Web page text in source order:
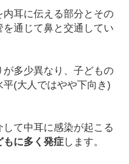
耳に伝える部分とその
通じて鼻と交通してい
多少異なり、子どもの
(大人ではやや下向き)
て中耳に感染が起こる
もに多く発症します。